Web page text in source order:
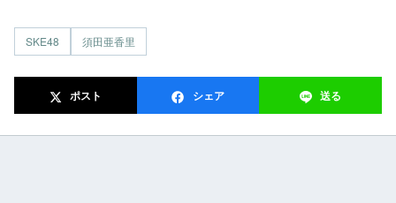
SKE48 須田亜香里
ポスト シェア 送る